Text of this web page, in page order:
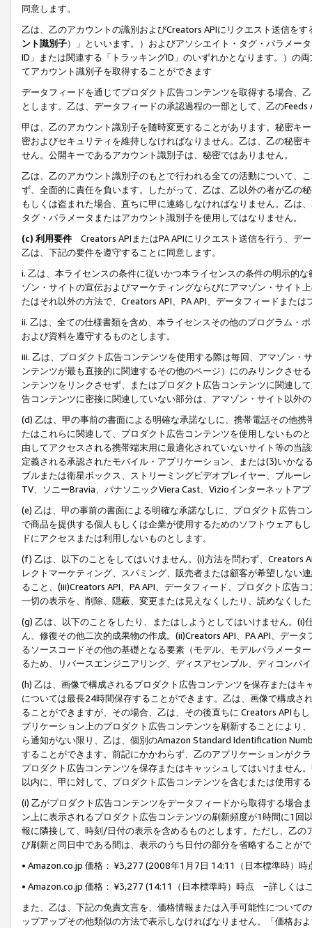
同意します。
乙は、乙のアカウントの識別およびCreators APIにリクエスト送信を
ント識別子）」といいます。）およびアソシエイト・タグ・パラメー
ID」または関連する「トラッキングID」のいずれかとなります。）の
てアカウント識別子を取得することができます
データフィードを通じてプロダクト広告コンテンツを取得する場合、
とします。乙は、データフィードの承認過程の一部として、乙の
甲は、乙のアカウント識別子を随時変更することがあります。秘密キ
密およびセキュリティを維持しなければなりません。乙は、乙の秘密
せん。公開キーであるアカウント識別子は、秘密ではありません。
乙は、乙のアカウント識別子のもとで行われる全ての活動について、
ず、全面的に責任を負います。したがって、乙は、乙以外の者が乙の
もしくは盗まれた場合、直ちに甲に連絡しなければなりません。乙は
タグ・パラメータまたはアカウント識別子を使用してはなりません。
(c) 利用要件 Creators APIまたはPA APIにリクエスト送信を行う、デ
乙は、下記の要件を遵守することに同意します。
i. 乙は、本ライセンスの条件に従いかつ本ライセンスの条件の明示的
ゾン・サイトの宣伝およびマーケティングならびにアマゾン・サイト
たはそれ以外の方法で、Creators API、PA API、データフィードまた
ii. 乙は、全ての仕様書類を含め、本ライセンスその他のプログラム・
および資料を遵守するものとします。
iii. 乙は、プロダクト広告コンテンツを使用する際は毎回、アマゾン
ンテンツが最も直接的に関連するその他のページ）にのみリンクさせ
ンテンツをリンクさせず、またはプロダクト広告コンテンツに関連し
告コンテンツに密接に関連していない部分は、アマゾン・サイト以外
(d) 乙は、甲の事前の書面による明確な承諾なしに、携帯電話その他
たはこれらに関連して、プロダクト広告コンテンツを使用しないもの
由してアクセスされる携帯端末用に最適化されていないサイト等の当
定義される承認されたモバイル・アプリケーション、または(3)いか
ブルまたは衛星ボックス、ストリーミングビデオプレイヤー、ブルー
TV、ソニーBravia、パナソニックViera Cast、Vizioインターネットア
(e) 乙は、甲の事前の書面による明確な承諾なしに、プロダクト広告
で商品を提供する個人もしくは企業が使用するためのソフトウェアも
ドにアクセスまたは利用しないものとします。
(f) 乙は、以下のことをしてはいけません。(i)方法を問わず、Creators
レクトマーケティング、スパミング、販売者または顧客が希望しない
ること、(iii)Creators API、PA API、データフィード、プロダクト広告
一切の表示を、削除、隠蔽、変更または見えなくしたり、読めなくし
(g) 乙は、以下のことをしたり、またはしようとしてはいけません。
ん、修復その他二次的成果物の作成。(ii)Creators API、PA API、デー
るソースコードその他の基礎となる要素（モデル、モデルパラメータ
るため、リバースエンジニアリング、ディスアセンブル、ディコンパ
(h) 乙は、画像で構成されるプロダクト広告コンテンツを保存または
については最長24時間保存することができます。乙は、画像で構成
ることができますが、その場合、乙は、その後直ちに Creators APIも
プリケーション上のプロダクト広告コンテンツを刷新することにより
ら通知がない限り、乙は、個別のAmazon Standard Identification
することができます。前記にかかわらず、乙のアプリケーションがク
プロダクト広告コンテンツを保存またはキャッシュしてはいけません
以内に、甲に対して、プロダクト広告コンテンツを含むまたは使用す
(i) 乙がプロダクト広告コンテンツをデータフィードから取得する場合
ン上に表示されるプロダクト広告コンテンツの刷新頻度が1時間に1
報に隣接して、時刻/日付の表示を含めるものとします。ただし、乙
び刷新と同日中である間は、表示のうち日付の部分を省略することが
• Amazon.co.jp 価格： ¥3,277 (2008年1月7日 14:11（日本標準時）
• Amazon.co.jp 価格： ¥3,277 (14:11（日本標準時）時点 −詳しくは
また、乙は、下記の免責文言を、価格情報または入手可能性について
ップアップその他類似の方法で表示しなければなりません。「価格